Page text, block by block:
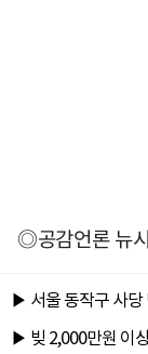
◎공감언론 뉴